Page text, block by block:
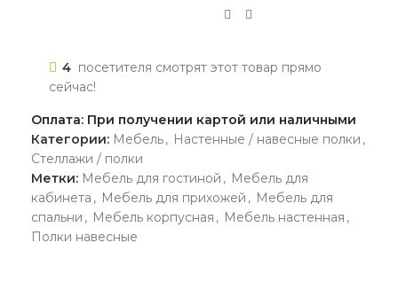
4 посетителя смотрят этот товар прямо
сейчас!
Оплата: При получении картой или наличными
Категории: Мебель, Настенные / навесные полки ,
Стеллажи / полки
Метки: Мебель для гостиной , Мебель для
кабинета , Мебель для прихожей , Мебель для
спальни , Мебель корпусная , Мебель настенная ,
Полки навесные